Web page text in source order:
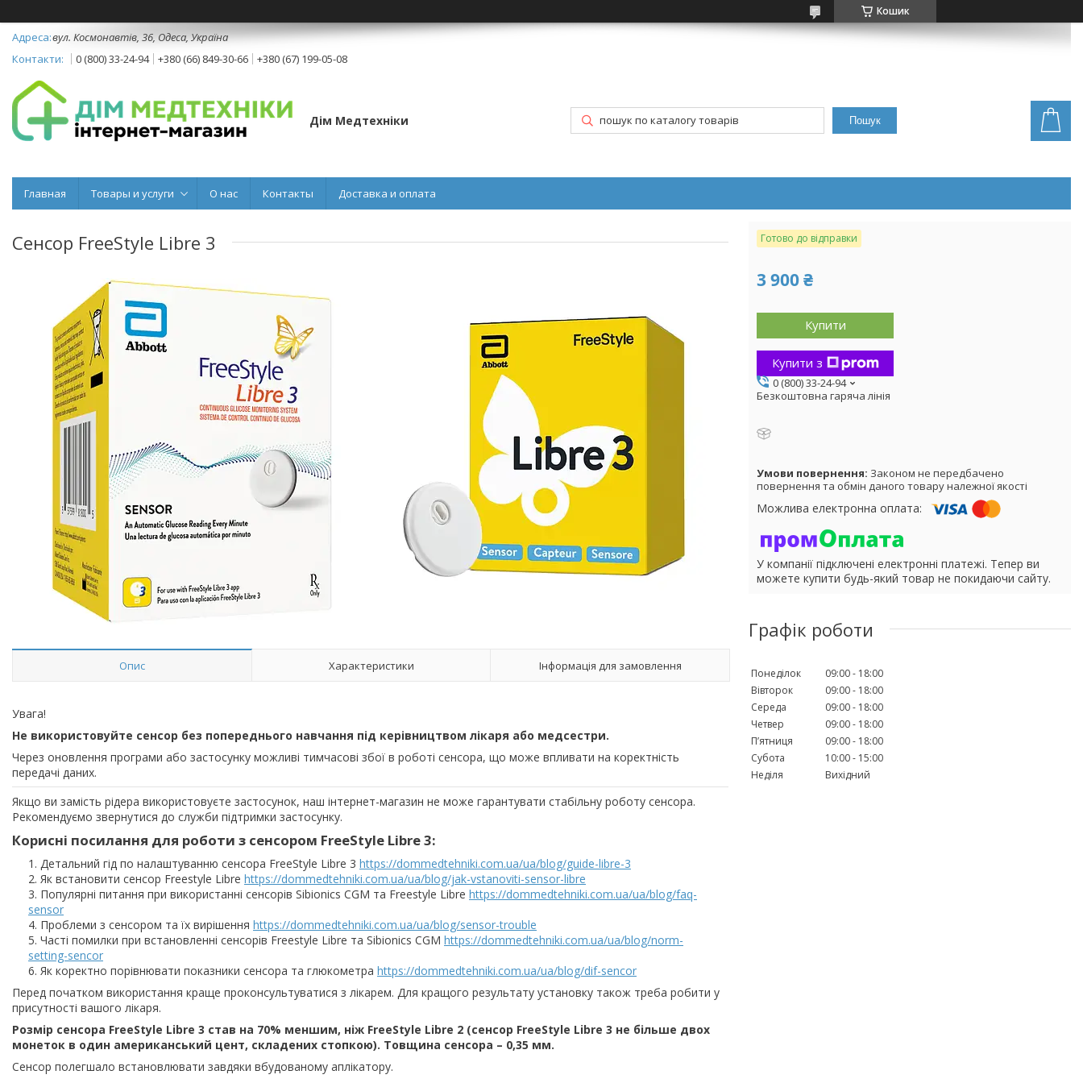
Кошик
вул. Космонавтів, 36, Одеса, Україна
0 (800) 33-24-94
+380 (66) 849-30-66 +380 (67) 199-05-08
Дім Медтехніки Пошук
Главная Товары и услуги О нас Контакты Доставка и оплата
Сенсор FreeStyle Libre 3
Опис Характеристики Інформація для замовлення
Увага!
Не використовуйте сенсор без попереднього навчання під керівництвом лікаря або медсестри.
Через оновлення програми або застосунку можливі тимчасові збої в роботі сенсора, що може впливати на коректність
передачі даних.
Якщо ви замість рідера використовуєте застосунок, наш інтернет-магазин не може гарантувати стабільну роботу сенсора.
Рекомендуємо звернутися до служби підтримки застосунку.
Корисні посилання для роботи з сенсором FreeStyle Libre 3:
Детальний гід по налаштуванню сенсора FreeStyle Libre 3 https://dommedtehniki.com.ua/ua/blog/guide-libre-3
Як встановити сенсор Freestyle Libre https://dommedtehniki.com.ua/ua/blog/jak-vstanoviti-sensor-libre
Популярні питання при використанні сенсорів Sibionics CGM та Freestyle Libre https://dommedtehniki.com.ua/ua/blog/faq-
sensor
Проблеми з сенсором та їх вирішення https://dommedtehniki.com.ua/ua/blog/sensor-trouble
Часті помилки при встановленні сенсорів Freestyle Libre та Sibionics CGM https://dommedtehniki.com.ua/ua/blog/norm-
setting-sencor
Як коректно порівнювати показники сенсора та глюкометра https://dommedtehniki.com.ua/ua/blog/dif-sencor
Перед початком використання краще проконсультуватися з лікарем. Для кращого результату установку також треба робити у
присутності вашого лікаря.
Розмір сенсора FreeStyle Libre 3 став на 70% меншим, ніж FreeStyle Libre 2 (сенсор FreeStyle Libre 3 не більше двох
монеток в один американський цент, складених стопкою). Товщина сенсора – 0,35 мм.
Сенсор полегшало встановлювати завдяки вбудованому аплікатору.
Готово до відправки
3 900 ₴
Купити
Купити з
0 (800) 33-24-94
Безкоштовна гаряча лінія
Законом не передбачено
повернення та обмін даного товару належної якості
У компанії підключені електронні платежі. Тепер ви
можете купити будь-який товар не покидаючи сайту.
Графік роботи
Понеділок 09:00
18:00
Вівторок
09:00
18:00
Середа
09:00
18:00
Четвер
09:00
18:00
Пʼятниця
09:00
18:00
Субота
10:00
15:00
Неділя
Вихідний